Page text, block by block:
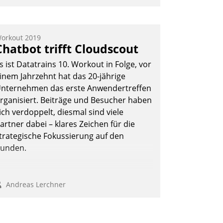
kurzweilige Einblicke in
Cloud-Strategien und -
mit hohem Zukunftspotenzial.
Andreas Lerchner
2019
trifft Cloudscout
ist Datatrains 10. Workout in Folge, vor
Jahrzehnt hat das 20-jährige
das erste Anwendertreffen
Beiträge und Besucher haben
verdoppelt, diesmal sind viele
dabei – klares Zeichen für die
Fokussierung auf den
Andreas Lerchner